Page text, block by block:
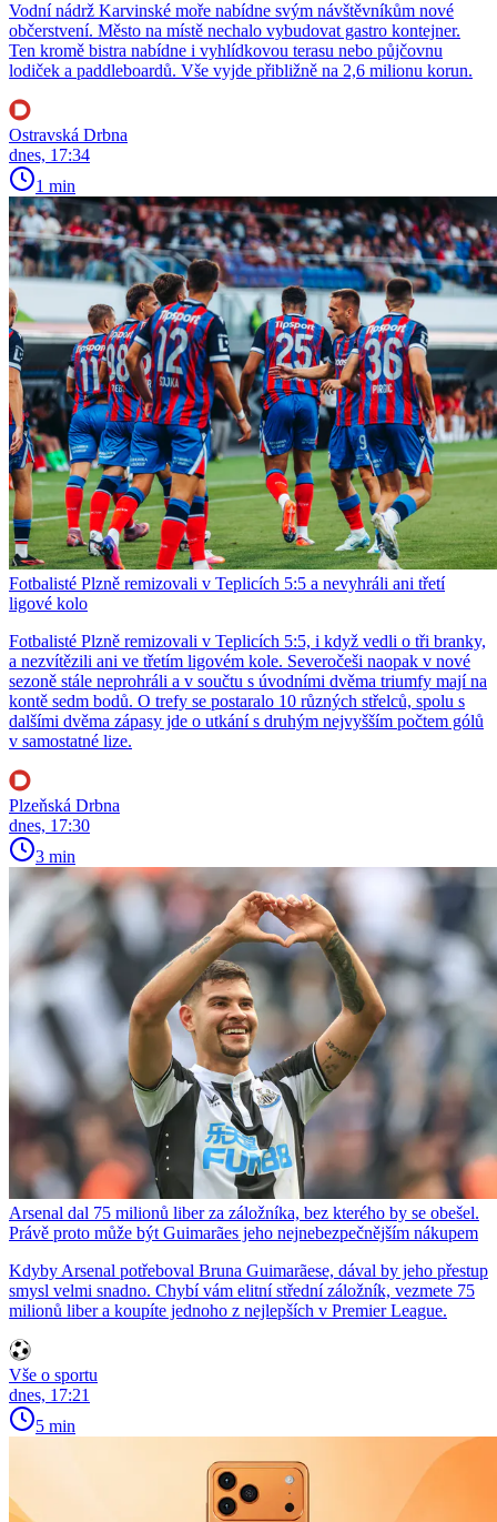
Vodní nádrž Karvinské moře nabídne svým návštěvníkům nové
občerstvení. Město na místě nechalo vybudovat gastro kontejner.
Ten kromě bistra nabídne i vyhlídkovou terasu nebo půjčovnu
lodiček a paddleboardů. Vše vyjde přibližně na 2,6 milionu korun.
Ostravská Drbna
dnes, 17:34
1 min
Fotbalisté Plzně remizovali v Teplicích 5:5 a nevyhráli ani třetí
ligové kolo
Fotbalisté Plzně remizovali v Teplicích 5:5, i když vedli o tři branky,
a nezvítězili ani ve třetím ligovém kole. Severočeši naopak v nové
sezoně stále neprohráli a v součtu s úvodními dvěma triumfy mají na
kontě sedm bodů. O trefy se postaralo 10 různých střelců, spolu s
dalšími dvěma zápasy jde o utkání s druhým nejvyšším počtem gólů
v samostatné lize.
Plzeňská Drbna
dnes, 17:30
3 min
Arsenal dal 75 milionů liber za záložníka, bez kterého by se obešel.
Právě proto může být Guimarães jeho nejnebezpečnějším nákupem
Kdyby Arsenal potřeboval Bruna Guimarãese, dával by jeho přestup
smysl velmi snadno. Chybí vám elitní střední záložník, vezmete 75
milionů liber a koupíte jednoho z nejlepších v Premier League.
Vše o sportu
dnes, 17:21
5 min